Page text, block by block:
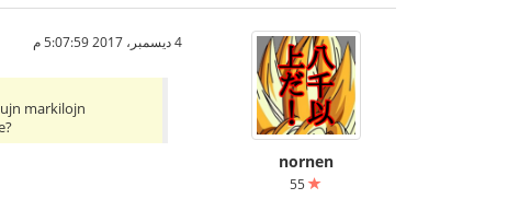
nornen
4 ديسمبر، 2017 5:07:59 م
markilojn